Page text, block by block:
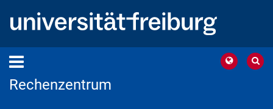
Rechenzentrum